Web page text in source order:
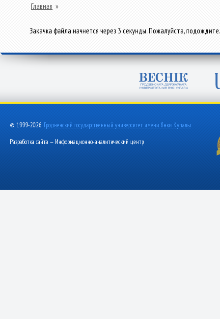
Главная »
Закачка файла начнется через 3 секунды. Пожалуйста, подождите.
© 1999-2026, Гродненский государственный университет имени Янки Купалы
Разработка сайта — Информационно-аналитический центр